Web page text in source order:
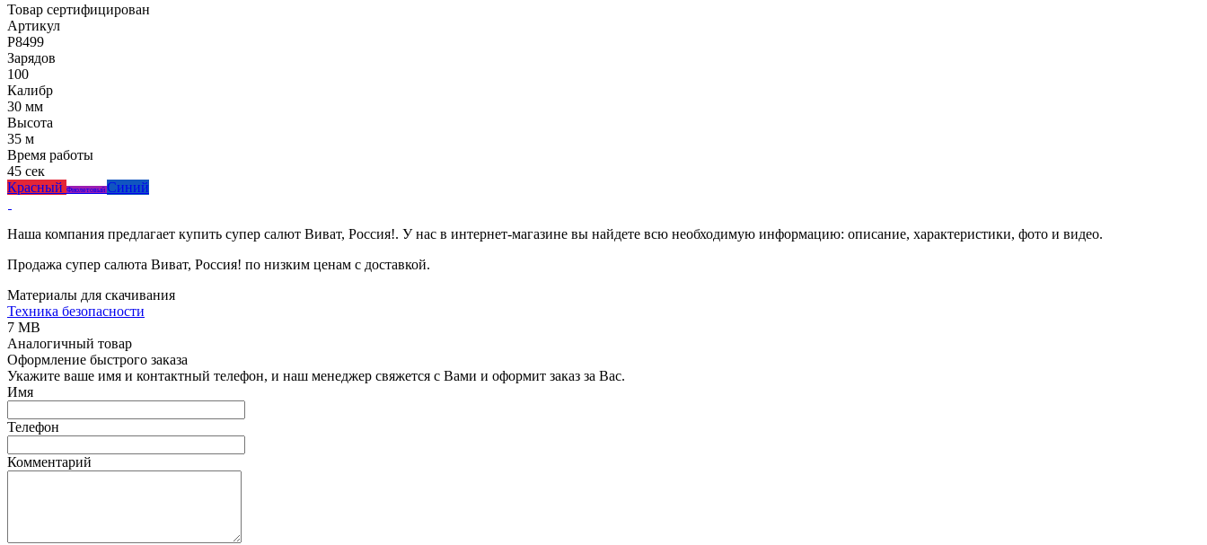
Товар сертифицирован
Артикул
Р8499
Зарядов
100
Калибр
30 мм
Высота
35 м
Время работы
45 сек
Красный Фиолетовый Синий
Наша компания предлагает купить супер салют Виват, Россия!. У нас в интернет-магазине вы найдете всю необходимую информацию: описание, характеристики, фото и видео.
Продажа супер салюта Виват, Россия! по низким ценам с доставкой.
Материалы для скачивания
Техника безопасности
7 MB
Аналогичный товар
Оформление быстрого заказа
Укажите ваше имя и контактный телефон, и наш менеджер свяжется с Вами и оформит заказ за Вас.
Имя
Телефон
Комментарий